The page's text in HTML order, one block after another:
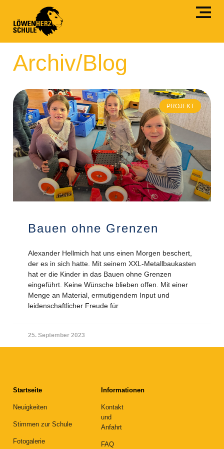
Archiv/Blog
PROJEKT
Bauen ohne Grenzen
Alexander Hellmich hat uns einen Morgen beschert,
der es in sich hatte. Mit seinem XXL-Metallbaukasten
hat er die Kinder in das Bauen ohne Grenzen
eingeführt. Keine Wünsche blieben offen. Mit einer
Menge an Material, ermutigendem Input und
leidenschaftlicher Freude für
25. September 2023
Startseite
Neuigkeiten
Stimmen zur Schule
Fotogalerie
Informationen
Kontakt
und
Anfahrt
FAQ